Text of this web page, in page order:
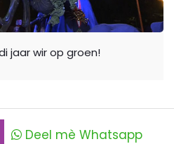
jaar wir op groen!
Deel mè Whatsapp